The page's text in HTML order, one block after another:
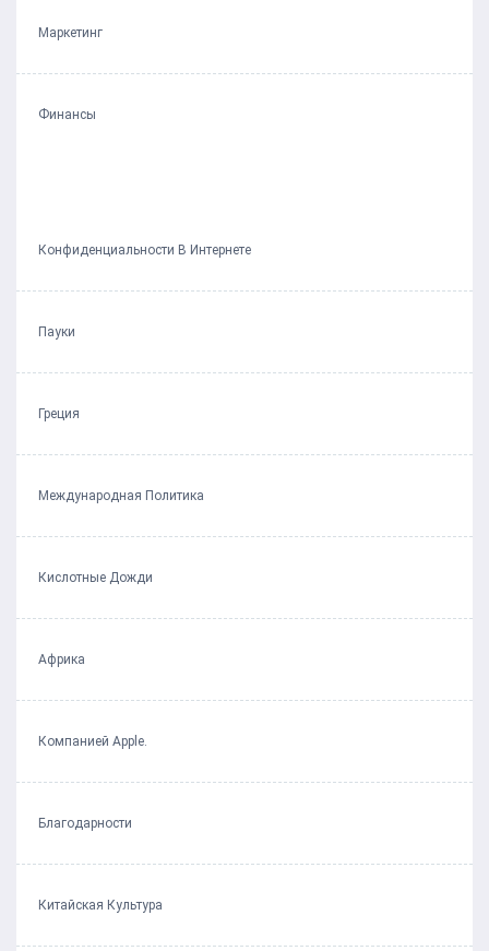
Маркетинг
Финансы
Конфиденциальности В Интернете
Пауки
Греция
Международная Политика
Кислотные Дожди
Африка
Компанией Apple.
Благодарности
Китайская Культура